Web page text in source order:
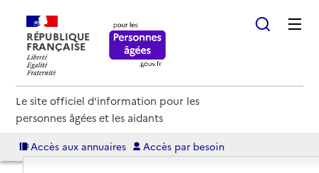
RÉPUBLIQUE
FRANÇAISE
Le site officiel d'information pour les
personnes âgées et les aidants
Accès aux annuaires Accès par besoin